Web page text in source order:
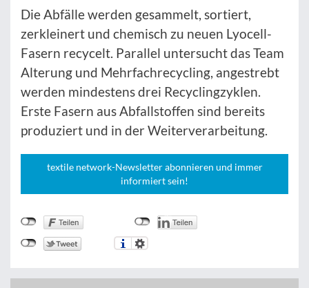
Die Abfälle werden gesammelt, sortiert,
zerkleinert und chemisch zu neuen Lyocell-
Fasern recycelt. Parallel untersucht das Team
Alterung und Mehrfachrecycling, angestrebt
werden mindestens drei Recyclingzyklen.
Erste Fasern aus Abfallstoffen sind bereits
produziert und in der Weiterverarbeitung.
textile network-Newsletter abonnieren und immer
informiert sein!